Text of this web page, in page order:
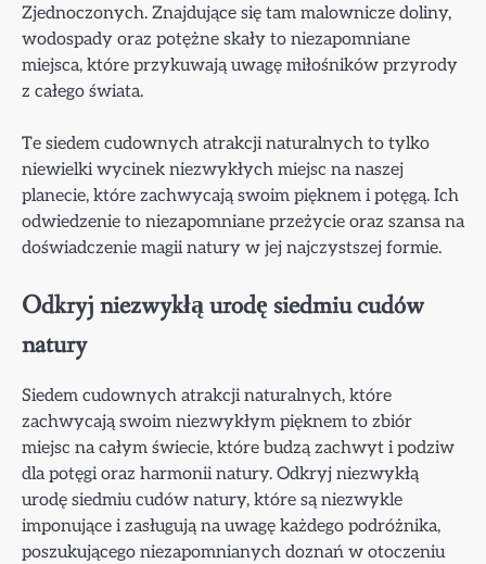
Zjednoczonych. Znajdujące się tam malownicze doliny,
wodospady oraz potężne skały to niezapomniane
miejsca, które przykuwają uwagę miłośników przyrody
z całego świata.
Te siedem cudownych atrakcji naturalnych to tylko
niewielki wycinek niezwykłych miejsc na naszej
planecie, które zachwycają swoim pięknem i potęgą. Ich
odwiedzenie to niezapomniane przeżycie oraz szansa na
doświadczenie magii natury w jej najczystszej formie.
Odkryj niezwykłą urodę siedmiu cudów
natury
Siedem cudownych atrakcji naturalnych, które
zachwycają swoim niezwykłym pięknem to zbiór
miejsc na całym świecie, które budzą zachwyt i podziw
dla potęgi oraz harmonii natury. Odkryj niezwykłą
urodę siedmiu cudów natury, które są niezwykle
imponujące i zasługują na uwagę każdego podróżnika,
poszukującego niezapomnianych doznań w otoczeniu